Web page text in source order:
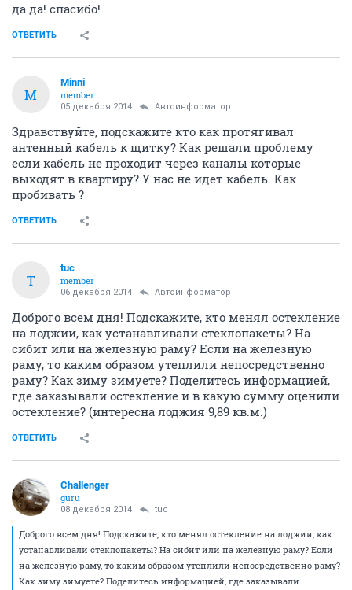
да да! спасибо!
ОТВЕТИТЬ
M
Minni
member
05 декабря 2014 Автоинформатор
Здравствуйте, подскажите кто как протягивал
антенный кабель к щитку? Как решали проблему
если кабель не проходит через каналы которые
выходят в квартиру? У нас не идет кабель. Как
пробивать ?
ОТВЕТИТЬ
T
tuc
member
06 декабря 2014 Автоинформатор
Доброго всем дня! Подскажите, кто менял остекление
на лоджии, как устанавливали стеклопакеты? На
сибит или на железную раму? Если на железную
раму, то каким образом утеплили непосредственно
раму? Как зиму зимуете? Поделитесь информацией,
где заказывали остекление и в какую сумму оценили
остекление? (интересна лоджия 9,89 кв.м.)
ОТВЕТИТЬ
Challenger
guru
08 декабря 2014 tuc
Доброго всем дня! Подскажите, кто менял остекление на лоджии, как
устанавливали стеклопакеты? На сибит или на железную раму? Если
на железную раму, то каким образом утеплили непосредственно раму?
Как зиму зимуете? Поделитесь информацией, где заказывали